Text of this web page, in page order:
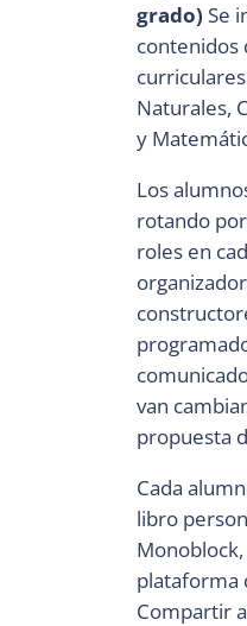
grado) Se
contenidos
Naturales,
y
Los
rotando
roles en
van
propuesta
Cada
libro
Monoblock,
plataforma
Compartir